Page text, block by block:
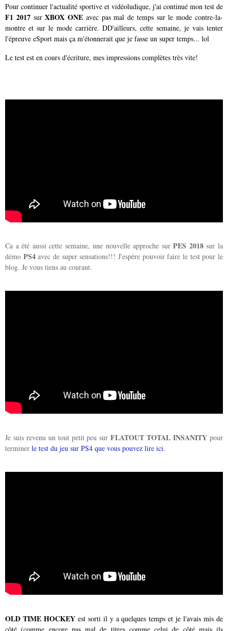
Pour continuer l'actualité sportive et vidéoludique, j'ai continué mon test de
F1 2017surXBOX ONE avec pas mal de temps sur le mode contre-la-
montre et sur le mode carrière. DD'ailleurs, cette semaine, je vais tenter
l'épreuve eSport mais ça m'étonnerait que je fasse un super temps... lol
Le test est en cours d'écriture, mes impressions complètes très vite!
Ca a été aussi cette semaine, une nouvelle approche surPES 2018sur la
démo PS4avec de super sensations!!! J'espère pouvoir faire le test pour le
blog. Je vous tiens au courant.
Je suis revenu un tout petit peu surFLATOUT TOTAL INSANITY pour
terminer le test du jeu sur PS4 que vous pouvez lire ici.
OLD TIME HOCKEYest sorti il y a quelques temps et je l'avais mis de